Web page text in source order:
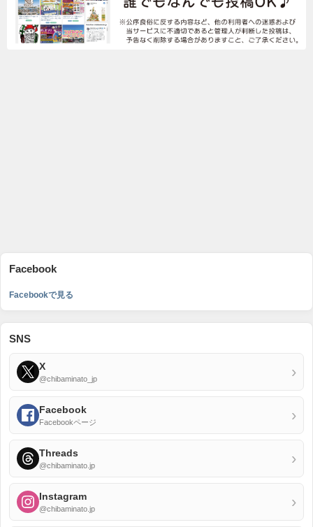
Facebook
Facebookで見る
SNS
X
@chibaminato_jp ›
Facebook
Facebookページ ›
Threads
@chibaminato.jp ›
Instagram
@chibaminato.jp ›